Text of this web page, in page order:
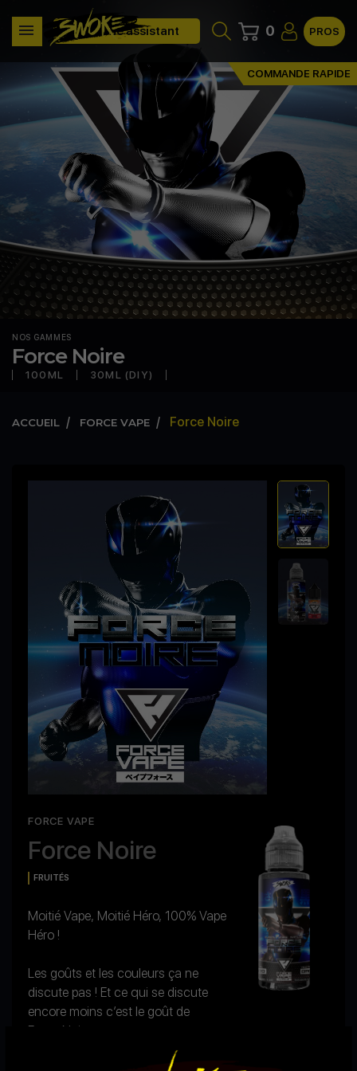
COMMANDE RAPIDE
Clone assistant 0 PROS
NOS GAMMES
Force Noire
100ML 30ML (DIY)
ACCUEIL FORCE VAPE Force Noire
FORCE VAPE
Force Noire
FRUITÉS
Moitié Vape, Moitié Héro, 100% Vape
Héro !
Les goûts et les couleurs ça ne
discute pas ! Et ce qui se discute
encore moins c’est le goût de
Force Noire :